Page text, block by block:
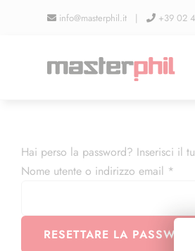
info@masterphil.it | +39 02
Hai perso la password? Inserisci il
Nome utente o indirizzo email *
RESETTARE LA PASSWORD